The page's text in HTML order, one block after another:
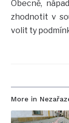
More in
Obecně,
zhodnotit v
volit ty